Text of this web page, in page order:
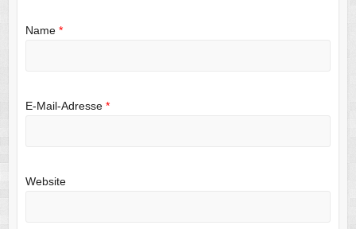
Name *
E-Mail-Adresse *
Website